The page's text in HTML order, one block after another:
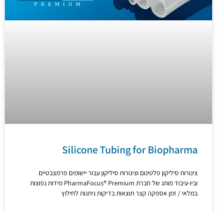
Silicone Tubing for Biopharma
צינורות סיליקון פלטינום וצינורות סיליקון עבור יישומים פרמצבטיים
וביו-עיבוד מותג של חברת PharmaFocus® Premium מידות נפוצות
במלאי / זמן אספקה ​​קצר תוצאות בדיקות ניתנות לחילוץ